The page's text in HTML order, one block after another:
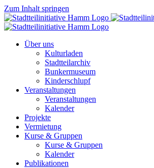
Zum Inhalt springen
Über uns
Kulturladen
Stadtteilarchiv
Bunkermuseum
Kinderschlupf
Veranstaltungen
Veranstaltungen
Kalender
Projekte
Vermietung
Kurse & Gruppen
Kurse & Gruppen
Kalender
Publikationen